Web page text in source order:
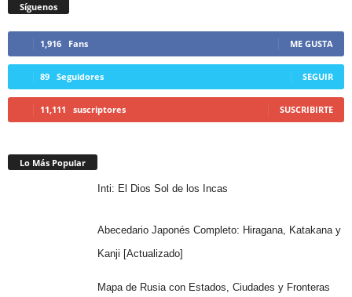
Síguenos
1,916 Fans ME GUSTA
89 Seguidores SEGUIR
11,111 suscriptores SUSCRIBIRTE
Lo Más Popular
Inti: El Dios Sol de los Incas
Abecedario Japonés Completo: Hiragana, Katakana y
Kanji [Actualizado]
Mapa de Rusia con Estados, Ciudades y Fronteras